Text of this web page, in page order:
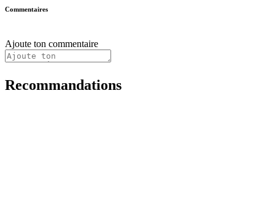
Commentaires
Ajoute ton commentaire
Recommandations